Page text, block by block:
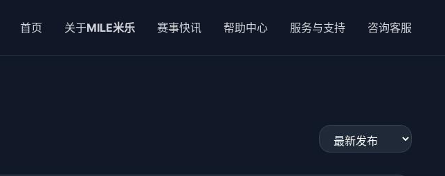
首页 关于MILE米乐 赛事快讯 帮助中心 服务与支持 咨询客服